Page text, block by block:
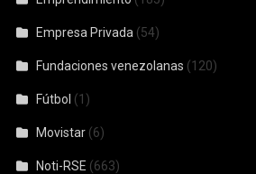
Empresa Privada (54)
Fundaciones venezolanas (120)
Fútbol (1)
Movistar (6)
Noti-RSE (663)